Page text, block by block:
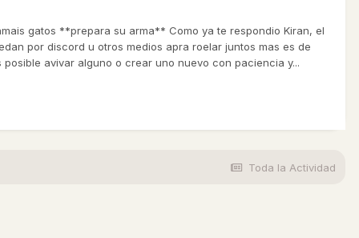
gatos **prepara su arma** Como ya te respondio Kiran, el
por discord u otros medios apra roelar juntos mas es de
avivar alguno o crear uno nuevo con paciencia y...
Toda la Actividad